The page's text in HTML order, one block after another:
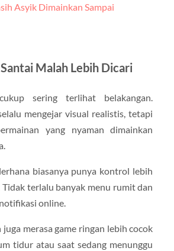
Asyik Dimainkan Sampai
Malah Lebih Dicari
sering terlihat belakangan.
mengejar visual realistis, tetapi
yang nyaman dimainkan
biasanya punya kontrol lebih
Tidak terlalu banyak menu rumit dan
online.
juga merasa game ringan lebih cocok
tidur atau saat sedang menunggu